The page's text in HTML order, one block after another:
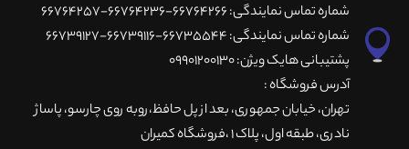
شماره تماس نمایندگی: 66764266-66764236-66764257
شماره تماس نمایندگی: 66735544-66739116-66739127
پشتیبانی هایک ویژن: 09901200130
آدرس فروشگاه :
تهران، خيابان جمهوری، بعد از پل حافظ،روبه روی چارسو، پاساژ
نادری، طبقه اول، پلاک 1 ،فروشگاه کمیران